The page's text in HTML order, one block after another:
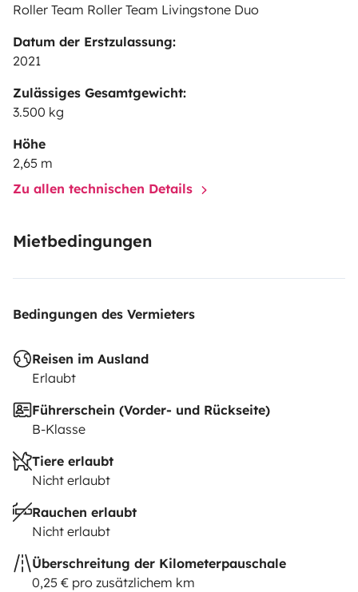
Roller Team Roller Team Livingstone Duo
Datum der Erstzulassung:
2021
Zulässiges Gesamtgewicht:
3.500 kg
Höhe
2,65 m
Zu allen technischen Details
Mietbedingungen
Bedingungen des Vermieters
Reisen im Ausland
Erlaubt
Führerschein (Vorder- und Rückseite)
B-Klasse
Tiere erlaubt
Nicht erlaubt
Rauchen erlaubt
Nicht erlaubt
Überschreitung der Kilometerpauschale
0,25 € pro zusätzlichem km